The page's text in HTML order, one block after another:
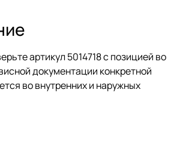
артикул 5014718 с позицией во
документации конкретной
во внутренних и наружных